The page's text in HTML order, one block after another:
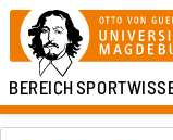
BEREICH